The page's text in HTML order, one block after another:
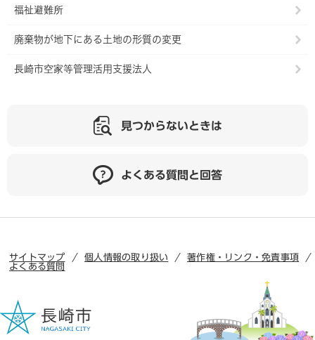
福祉避難所
廃棄物が地下にある土地の形質の変更
長崎市空家等管理活用支援法人
見つからないときは
よくある質問と回答
サイトマップ 個人情報の取り扱い
著作権・リンク・免責事項
よくある質問